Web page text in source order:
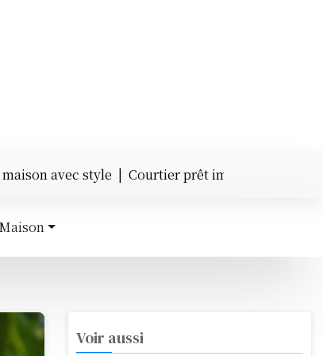
style |Courtier prêt immobilier : quels
Maison
Voir aussi